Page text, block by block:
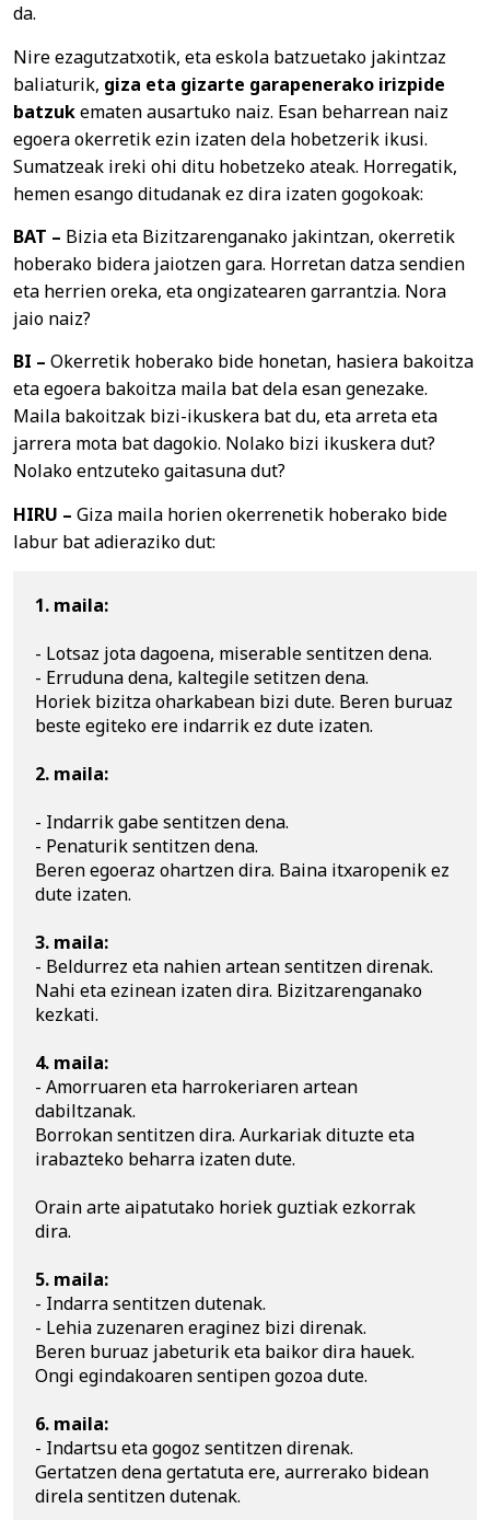
da.
Nire ezagutzatxotik, eta eskola batzuetako jakintzaz
baliaturik, giza eta gizarte garapenerako irizpide
batzukematen ausartuko naiz. Esan beharrean naiz
egoera okerretik ezin izaten dela hobetzerik ikusi.
Sumatzeak ireki ohi ditu hobetzeko ateak. Horregatik,
hemen esango ditudanak ez dira izaten gogokoak:
BAT – Bizia eta Bizitzarenganako jakintzan, okerretik
hoberako bidera jaiotzen gara. Horretan datza sendien
eta herrien oreka, eta ongizatearen garrantzia. Nora
jaio naiz?
BI – Okerretik hoberako bide honetan, hasiera bakoitza
eta egoera bakoitza maila bat dela esan genezake.
Maila bakoitzak bizi-ikuskera bat du, eta arreta eta
jarrera mota bat dagokio. Nolako bizi ikuskera dut?
Nolako entzuteko gaitasuna dut?
HIRU – Giza maila horien okerrenetik hoberako bide
labur bat adieraziko dut:
1. maila:
- Lotsaz jota dagoena, miserable sentitzen dena.
- Erruduna dena, kaltegile setitzen dena.
Horiek bizitza oharkabean bizi dute. Beren buruaz
beste egiteko ere indarrik ez dute izaten.
2. maila:
- Indarrik gabe sentitzen dena.
- Penaturik sentitzen dena.
Beren egoeraz ohartzen dira. Baina itxaropenik ez
dute izaten.
3. maila:
- Beldurrez eta nahien artean sentitzen direnak.
Nahi eta ezinean izaten dira. Bizitzarenganako
kezkati.
4. maila:
- Amorruaren eta harrokeriaren artean
dabiltzanak.
Borrokan sentitzen dira. Aurkariak dituzte eta
irabazteko beharra izaten dute.
Orain arte aipatutako horiek guztiak ezkorrak
dira.
5. maila:
- Indarra sentitzen dutenak.
- Lehia zuzenaren eraginez bizi direnak.
Beren buruaz jabeturik eta baikor dira hauek.
Ongi egindakoaren sentipen gozoa dute.
6. maila:
- Indartsu eta gogoz sentitzen direnak.
Gertatzen dena gertatuta ere, aurrerako bidean
direla sentitzen dutenak.